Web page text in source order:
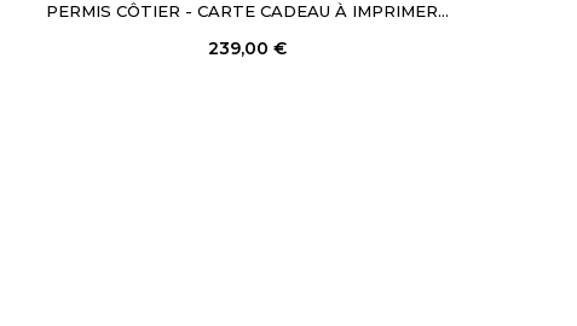
PERMIS CÔTIER - CARTE CADEAU À IMPRIMER...
239,00 €